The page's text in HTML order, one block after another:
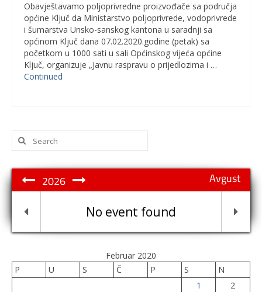
Obavještavamo poljoprivredne proizvođače sa područja
općine Ključ da Ministarstvo poljoprivrede, vodoprivrede
i šumarstva Unsko-sanskog kantona u saradnji sa
općinom Ključ dana 07.02.2020.godine (petak) sa
početkom u 1000 sati u sali Općinskog vijeća općine
Ključ, organizuje „Javnu raspravu o prijedlozima i …
Continued
Search
for:
Avgust
2026
No event found
Februar 2020
P
U S Č P S
N
1
2